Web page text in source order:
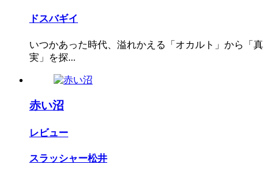
ドスバギイ
いつかあった時代、溢れかえる「オカルト」から「真
実」を探...
赤い沼
レビュー
スラッシャー松井